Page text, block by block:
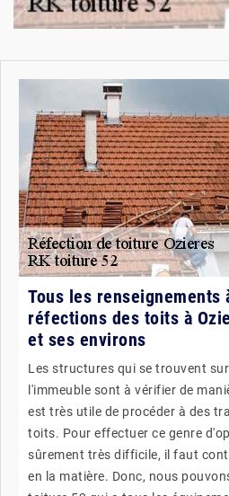
Tous les renseignements
réfections des toits à
et ses environs
Les structures qui se trouvent
l'immeuble sont à vérifier de
est très utile de procéder à des
toits. Pour effectuer ce genre
sûrement très difficile, il faut
en la matière. Donc, nous